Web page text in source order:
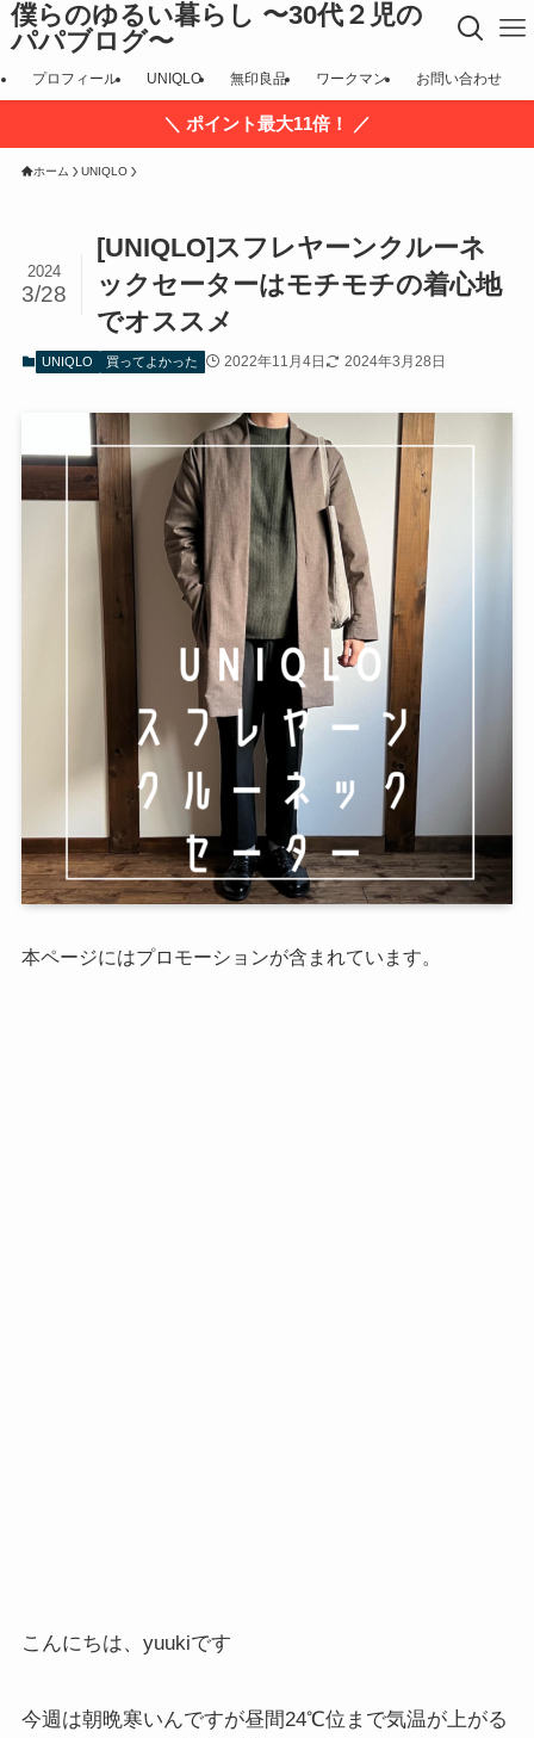
僕らのゆるい暮らし 〜30代２児の
パパブログ〜
プロフィール UNIQLO 無印良品 ワークマン お問い合わせ
＼ ポイント最大11倍！ ／
ホーム UNIQLO
[UNIQLO]スフレヤーンクルーネ
ックセーターはモチモチの着心地
でオススメ
2024
3/28
UNIQLO 買ってよかった 2022年11月4日 2024年3月28日
本ページにはプロモーションが含まれています。
こんにちは、yuukiです
今週は朝晩寒いんですが昼間24℃位まで気温が上がる